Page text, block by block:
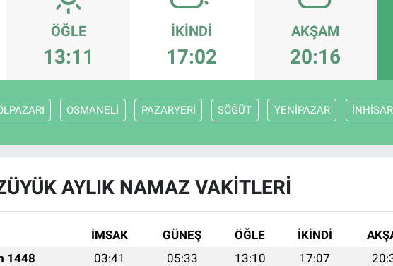
ÖĞLE
13:11
İKINDI
17:02
AKŞAM
20:16
OSMANELİ PAZARYERİ SÖĞÜT YENİPAZAR İNHİSAR
AYLIK NAMAZ VAKITLERI
İMSAK GÜNEŞ ÖĞLE İKINDI
1448 03:41 05:33 13:10 17:07